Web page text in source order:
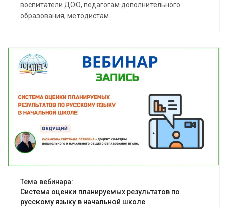
воспитатели ДОО, педагогам дополнительного
образования, методистам.
Открыть вебинар
Тема вебинара:
Система оценки планируемых результатов по
русскому языку в начальной школе